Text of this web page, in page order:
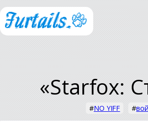
«Starfox:
#NO YIFF #